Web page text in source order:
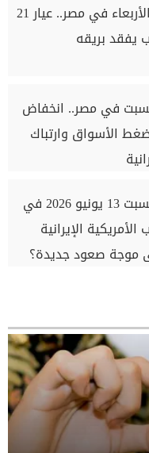
أسعار الذهب اليوم الأربعاء في مصر.. عيار 21
يفقد بريقه
في مصر.. انخفاض
الأسواق وارتباك
سعر الدولار اليوم السبت 13 يونيو 2026 في
الإيرانية
موجة صعود جديدة؟